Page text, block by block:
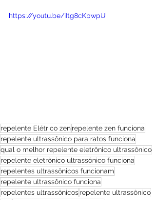
https://youtu.be/iItg8cKpwpU
repelente Elétrico zenrepelente zen funciona
repelente ultrassônico para ratos funciona
qual o melhor repelente eletrônico ultrassônico
repelente eletrônico ultrassônico funciona
repelentes ultrassônicos funcionam
repelente ultrassônico funciona
repelentes ultrassônicosrepelente ultrassônico